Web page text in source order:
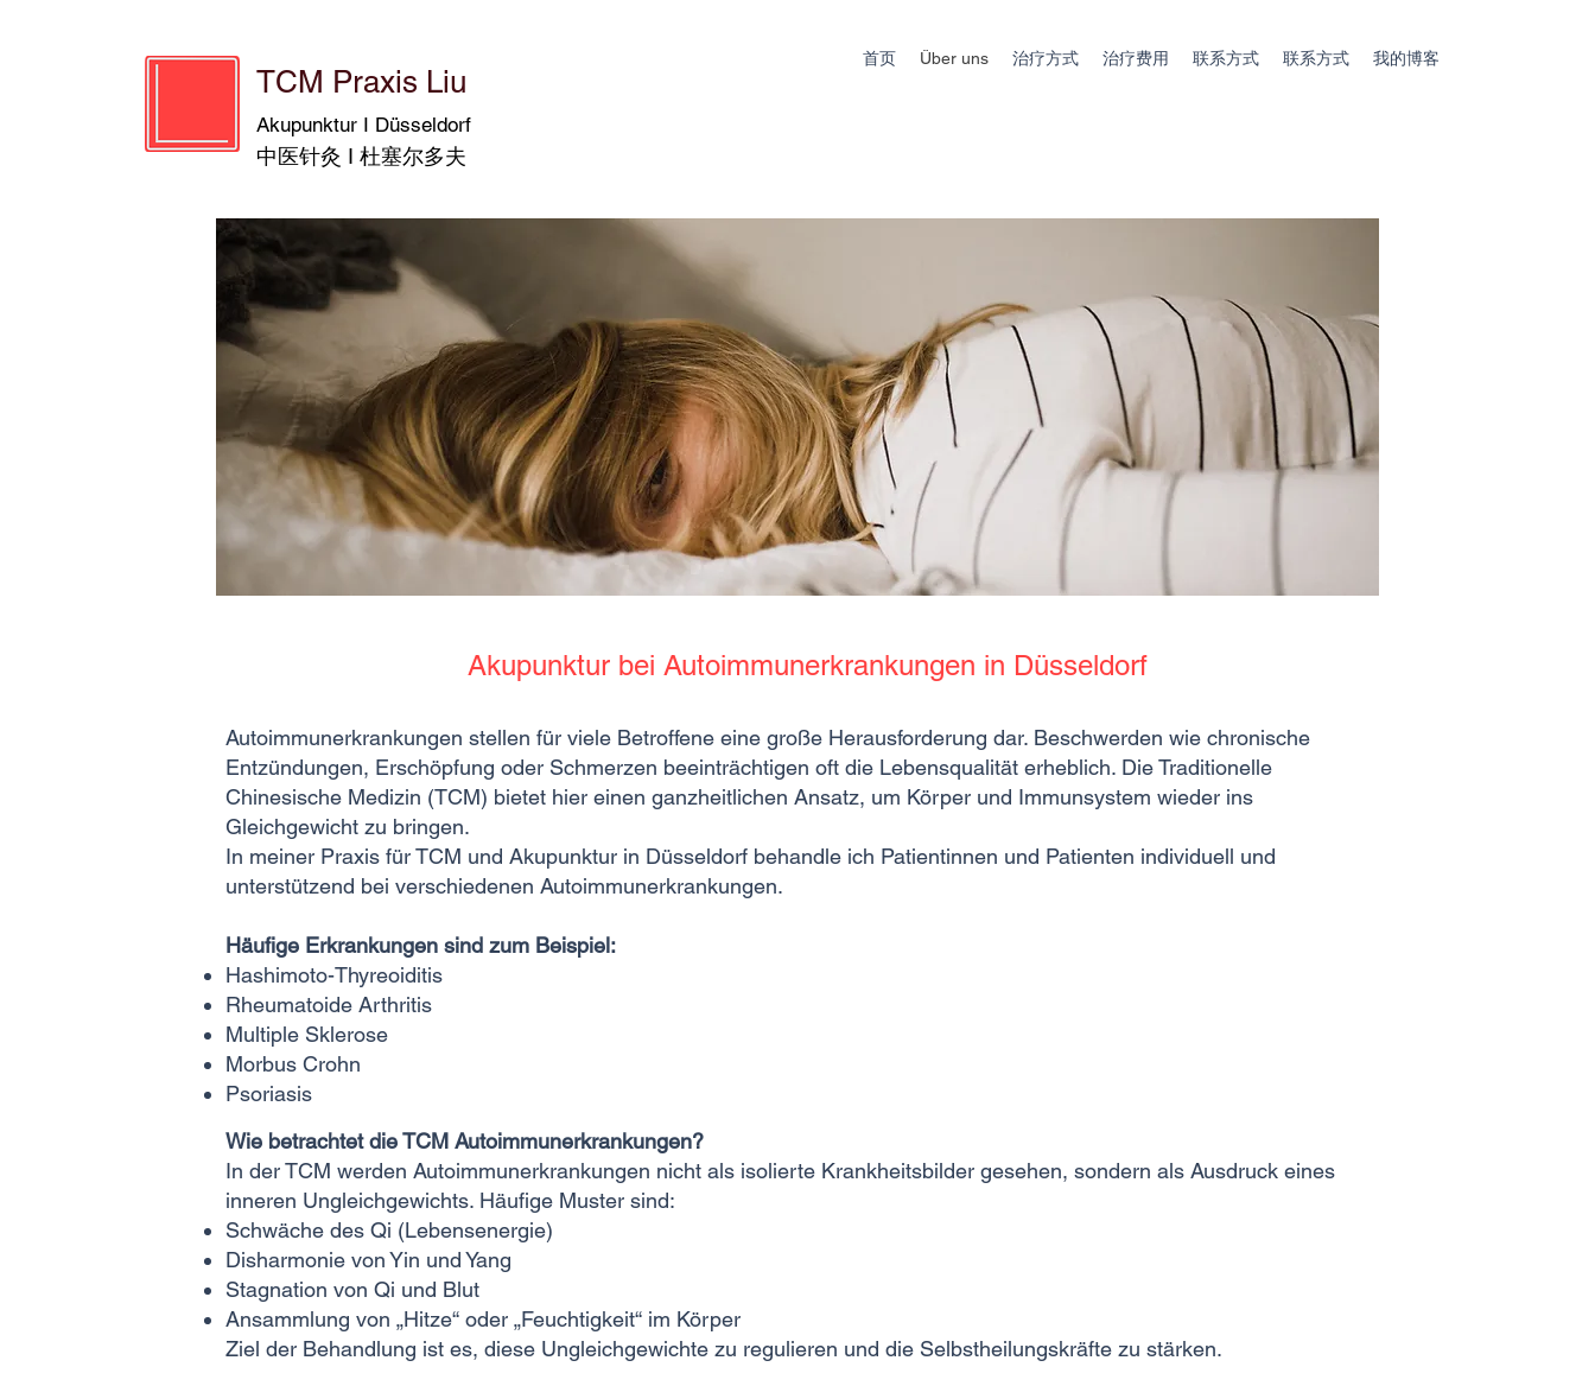
TCM Praxis Liu
Akupunktur I Düsseldorf
中医针灸 I 杜塞尔多夫
首页 Über uns 治疗方式 治疗费用 联系方式 联系方式 我的博客
Akupunktur bei Autoimmunerkrankungen in Düsseldorf
Autoimmunerkrankungen stellen für viele Betroffene eine große Herausforderung dar. Beschwerden wie chronische
Entzündungen, Erschöpfung oder Schmerzen beeinträchtigen oft die Lebensqualität erheblich. Die Traditionelle
Chinesische Medizin (TCM) bietet hier einen ganzheitlichen Ansatz, um Körper und Immunsystem wieder ins
Gleichgewicht zu bringen.
In meiner Praxis für TCM und Akupunktur in Düsseldorf behandle ich Patientinnen und Patienten individuell und
unterstützend bei verschiedenen Autoimmunerkrankungen.
Häufige Erkrankungen sind zum Beispiel:
Hashimoto-Thyreoiditis
Rheumatoide Arthritis
Multiple Sklerose
Morbus Crohn
Psoriasis
Wie betrachtet die TCM Autoimmunerkrankungen?
In der TCM werden Autoimmunerkrankungen nicht als isolierte Krankheitsbilder gesehen, sondern als Ausdruck eines
inneren Ungleichgewichts. Häufige Muster sind:
Schwäche des Qi (Lebensenergie)
Disharmonie von Yin und Yang
Stagnation von Qi und Blut
Ansammlung von „Hitze“ oder „Feuchtigkeit“ im Körper
Ziel der Behandlung ist es, diese Ungleichgewichte zu regulieren und die Selbstheilungskräfte zu stärken.